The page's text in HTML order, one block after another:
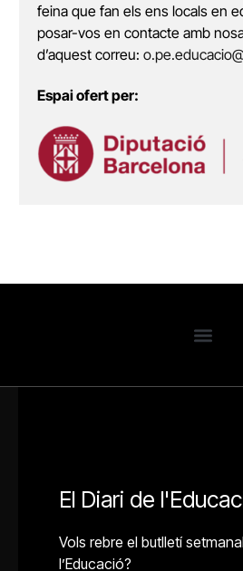
feina que fan els ens locals en
posar-vos en contacte amb
d’aquest correu:
Espai ofert per: